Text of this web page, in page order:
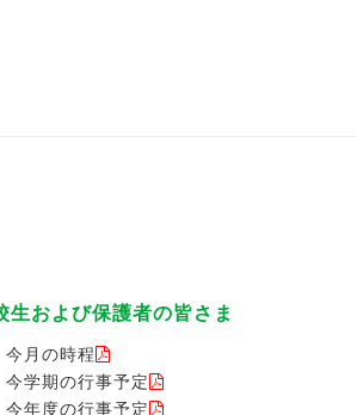
生および保護者の皆さま
今月の時程
今学期の行事予定
今年度の行事予定